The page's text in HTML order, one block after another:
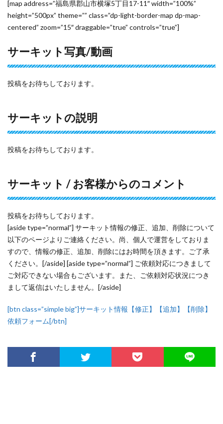
[map address=”福島県郡山市横塚5丁目17-11″ width=”100%”
height=”500px” theme=”” class=”dp-light-border-map dp-map-
centered” zoom=”15″ draggable=”true” controls=”true”]
サーキット写真/動画
投稿をお待ちしております。
サーキットの説明
投稿をお待ちしております。
サーキット / お客様からのコメント
投稿をお待ちしております。
[aside type=”normal”] サーキット情報の修正、追加、削除について
以下のページよりご連絡ください。尚、個人で運営をしておりま
すので、情報の修正、追加、削除にはお時間を頂きます。ご了承
ください。[/aside] [aside type=”normal”] ご依頼対応につきまして
ご対応できない場合もございます。また、ご依頼対応状況につき
まして返信はいたしません。[/aside]
[btn class=”simple big”]サーキット情報【修正】【追加】【削除】
依頼フォーム[/btn]